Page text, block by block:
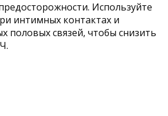
Используйте
интимных контактах и
половых связей, чтобы снизить